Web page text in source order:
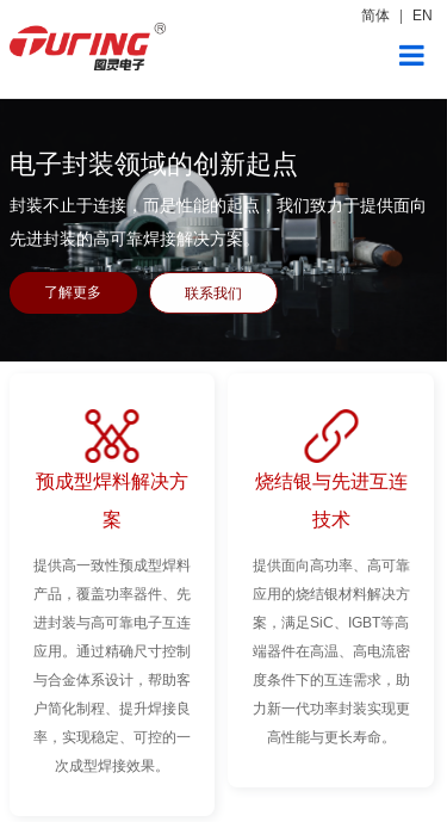
简体 EN
了解更多 联系我们
电子封装领域的创新起点
封装不止于连接，而是性能的起点，我们致力于提供面向
先进封装的高可靠焊接解决方案。
预成型焊料解决方
案
提供高一致性预成型焊料
产品，覆盖功率器件、先
进封装与高可靠电子互连
应用。通过精确尺寸控制
与合金体系设计，帮助客
户简化制程、提升焊接良
率，实现稳定、可控的一
次成型焊接效果。
烧结银与先进互连
技术
提供面向高功率、高可靠
应用的烧结银材料解决方
案，满足SiC、IGBT等高
端器件在高温、高电流密
度条件下的互连需求，助
力新一代功率封装实现更
高性能与更长寿命。